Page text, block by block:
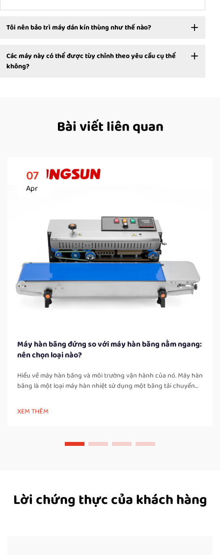
Tôi nên bảo trì máy dán kín thùng như thế nào?
Các máy này có thể được tùy chỉnh theo yêu cầu cụ thể
không?
Bài viết liên quan
07
Apr
Máy hàn băng đứng so với máy hàn băng nằm ngang:
nên chọn loại nào?
Hiểu về máy hàn băng và môi trường vận hành của nó. Máy hàn
băng là một loại máy hàn nhiệt sử dụng một băng tải chuyển
và làm nguội, tạo ra mối hàn chắc chắn và kín khí. Khác với các
máy hàn xung thủ công, máy hàn băng…
XEM THÊM
Lời chứng thực của khách hàng